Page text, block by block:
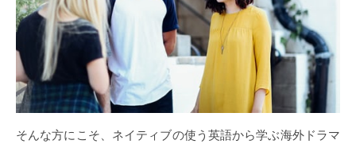
そんな方にこそ、ネイティブの使う英語から学ぶ海外ドラマ